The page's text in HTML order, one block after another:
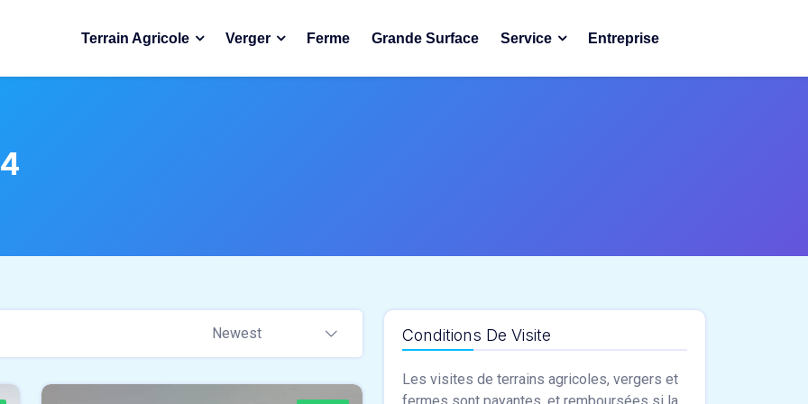
Terrain Agricole Verger Ferme Grande Surface Service Entreprise
Newest Conditions De Visite
Les visites de terrains agricoles, vergers et